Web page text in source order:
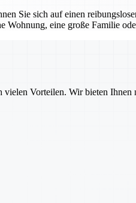
Sie sich auf einen
Wohnung, eine große Familie
Vorteilen. Wir bieten